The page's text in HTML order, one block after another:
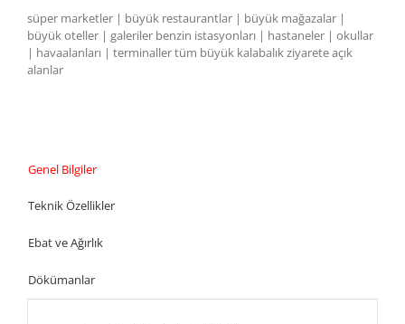
süper marketler | büyük restaurantlar | büyük mağazalar |
büyük oteller | galeriler benzin istasyonları | hastaneler | okullar
| havaalanları | terminaller tüm büyük kalabalık ziyarete açık
alanlar
Genel Bilgiler
Teknik Özellikler
Ebat ve Ağırlık
Dökümanlar